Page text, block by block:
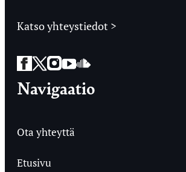
Katso yhteystiedot >
Facebook
Twitter
Instagram
YouTube
SoundCloud
Navigaatio
Ota yhteyttä
Etusivu